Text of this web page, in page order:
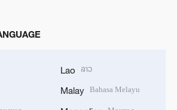
Lao ລາວ
Malay Bahasa Melayu